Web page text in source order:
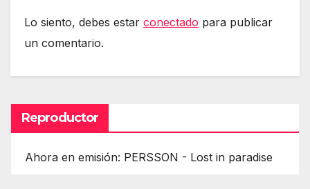
Lo siento, debes estar conectado para publicar
un comentario.
Reproductor
Ahora en emisión: PERSSON - Lost in paradise